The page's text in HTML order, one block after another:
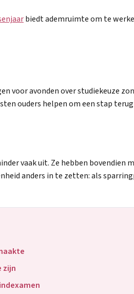
biedt ademruimte om te
voor avonden over studiekeuze
ouders helpen om een stap
vaak uit. Ze hebben
anders in te zetten: als
zijn